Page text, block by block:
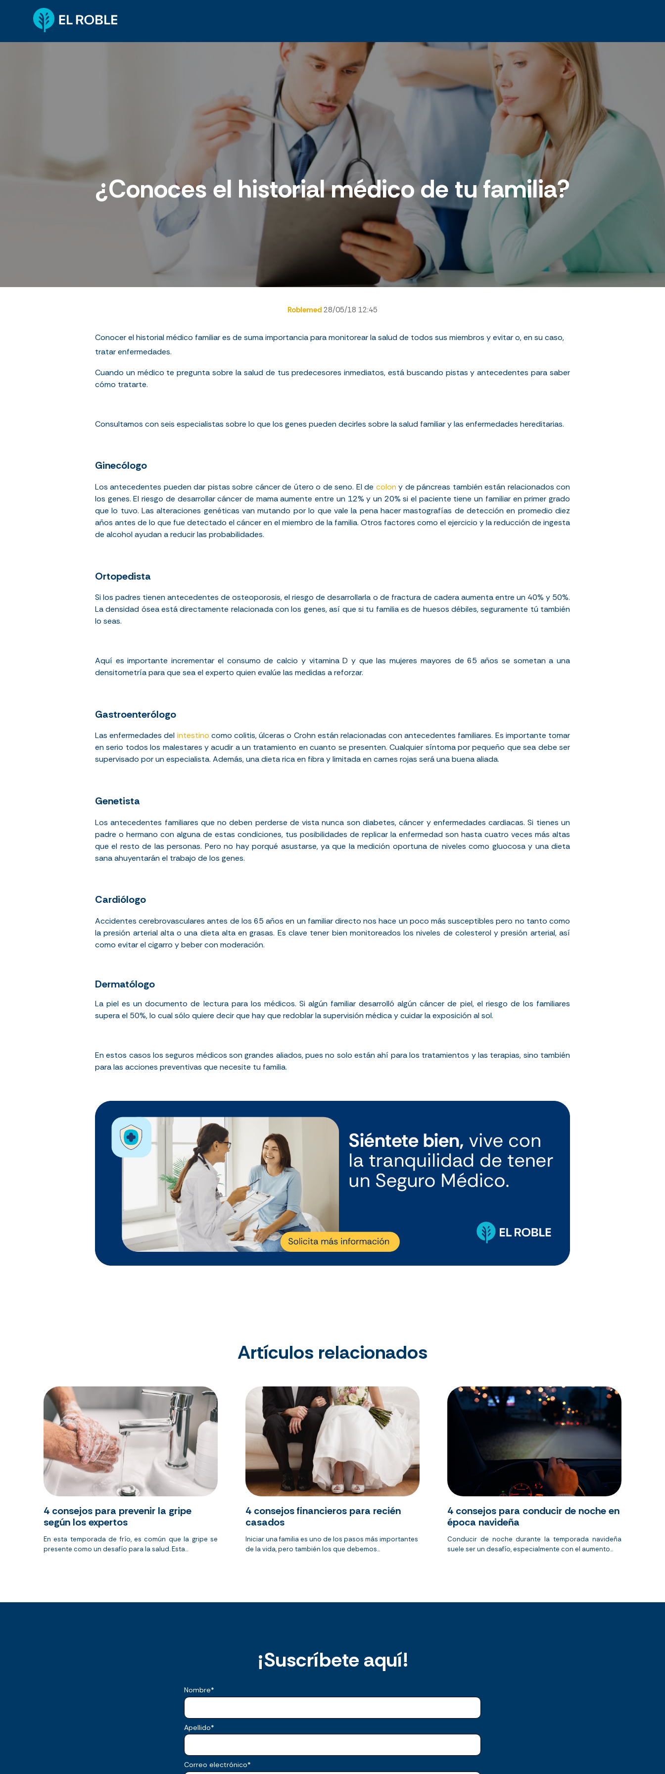
¿Conoces el historial médico de tu familia?
Roblemed 28/05/18 12:45
Conocer el historial médico familiar es de suma importancia para monitorear la salud de todos sus miembros y evitar o, en su caso,
tratar enfermedades.
Cuando un médico te pregunta sobre la salud de tus predecesores inmediatos, está buscando pistas y antecedentes para saber
cómo tratarte.
Consultamos con seis especialistas sobre lo que los genes pueden decirles sobre la salud familiar y las enfermedades hereditarias.
Ginecólogo
Los antecedentes pueden dar pistas sobre cáncer de útero o de seno. El de colony de páncreas también están relacionados con
los genes. El riesgo de desarrollar cáncer de mama aumente entre un 12% y un 20% si el paciente tiene un familiar en primer grado
que lo tuvo. Las alteraciones genéticas van mutando por lo que vale la pena hacer mastografías de detección en promedio diez
años antes de lo que fue detectado el cáncer en el miembro de la familia. Otros factores como el ejercicio y la reducción de ingesta
de alcohol ayudan a reducir las probabilidades.
Ortopedista
Si los padres tienen antecedentes de osteoporosis, el riesgo de desarrollarla o de fractura de cadera aumenta entre un 40% y 50%.
La densidad ósea está directamente relacionada con los genes, así que si tu familia es de huesos débiles, seguramente tú también
lo seas.
Aquí es importante incrementar el consumo de calcio y vitamina D y que las mujeres mayores de 65 años se sometan a una
densitometría para que sea el experto quien evalúe las medidas a reforzar.
Gastroenterólogo
Las enfermedades del intestino como colitis, úlceras o Crohn están relacionadas con antecedentes familiares. Es importante tomar
en serio todos los malestares y acudir a un tratamiento en cuanto se presenten. Cualquier síntoma por pequeño que sea debe ser
supervisado por un especialista. Además, una dieta rica en fibra y limitada en carnes rojas será una buena aliada.
Genetista
Los antecedentes familiares que no deben perderse de vista nunca son diabetes, cáncer y enfermedades cardiacas. Si tienes un
padre o hermano con alguna de estas condiciones, tus posibilidades de replicar la enfermedad son hasta cuatro veces más altas
que el resto de las personas. Pero no hay porqué asustarse, ya que la medición oportuna de niveles como gluocosa y una dieta
sana ahuyentarán el trabajo de los genes.
Cardiólogo
Accidentes cerebrovasculares antes de los 65 años en un familiar directo nos hace un poco más susceptibles pero no tanto como
la presión arterial alta o una dieta alta en grasas. Es clave tener bien monitoreados los niveles de colesterol y presión arterial, así
como evitar el cigarro y beber con moderación.
Dermatólogo
La piel es un documento de lectura para los médicos. Si algún familiar desarrolló algún cáncer de piel, el riesgo de los familiares
supera el 50%, lo cual sólo quiere decir que hay que redoblar la supervisión médica y cuidar la exposición al sol.
En estos casos los seguros médicos son grandes aliados, pues no solo están ahí para los tratamientos y las terapias, sino también
para las acciones preventivas que necesite tu familia.
Artículos relacionados
4 consejos para prevenir la gripe
según los expertos
En esta temporada de frío, es común que la gripe se
presente como un desafío para la salud. Esta...
4 consejos financieros para recién
casados
Iniciar una familia es uno de los pasos más importantes
de la vida, pero también los que debemos...
4 consejos para conducir de noche en
época navideña
Conducir de noche durante la temporada navideña
suele ser un desafío, especialmente con el aumento...
¡Suscríbete aquí!
Nombre*
Apellido*
Correo electrónico*